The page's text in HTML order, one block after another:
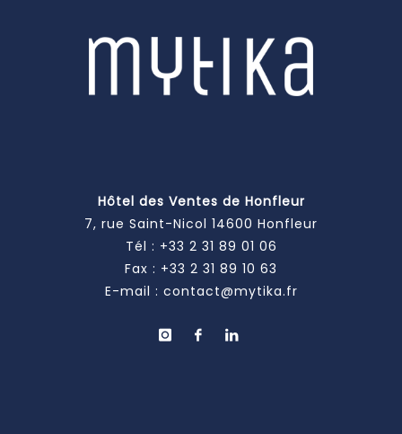
Hôtel des Ventes de Honfleur
7, rue Saint-Nicol 14600 Honfleur
Tél : +33 2 31 89 01 06
Fax : +33 2 31 89 10 63
E-mail : contact@mytika.fr